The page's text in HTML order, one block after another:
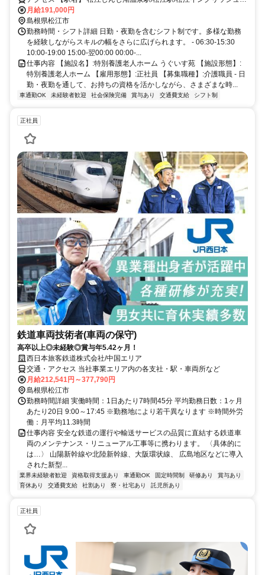
ーデン前駅
月給191,000円
島根県松江市
勤務時間・シフト詳細 日勤・夜勤を含むシフト制です。多様な勤務
を経験しながらスキルの幅をさらに広げられます。 - 06:30-15:30
10:00-19:00 15:00-翌00:00 00:00-...
仕事内容 【施設名】:特別養護老人ホーム うぐいす苑 【施設形態】:
特別養護老人ホーム 【雇用形態】:正社員 【募集職種】:介護職員 - 日
勤・夜勤を通して、お持ちの資格を活かしながら、さまざまな時...
車通勤OK 未経験者歓迎 社会保険完備 賞与あり 交通費支給 シフト制
正社員
鉄道車両技術者(車両の保守)
高卒以上◎未経験◎賞与年5.42ヶ月！
西日本旅客鉄道株式会社/中国エリア
交通・アクセス 当社事業エリア内の各支社・駅・車両所など
月給212,541円～377,790円
島根県松江市
勤務時間詳細 実働時間：1日あたり7時間45分 平均勤務日数：1ヶ月
あたり20日 9:00～17:45 ※勤務地により若干異なります ※時間外労
働：月平均11.3時間
仕事内容 安全な鉄道の運行や輸送サービスの品質に直結する鉄道車
両のメンテナンス・リニューアル工事等に携わります。 〈具体的に
は…〉 山陽新幹線や北陸新幹線、大阪環状線、 広島地区などに導入
された新型...
業界未経験者歓迎 資格取得支援あり 車通勤OK 固定時間制 研修あり
賞与あり
育休あり
交通費支給 社割あり 寮・社宅あり 託児所あり
正社員